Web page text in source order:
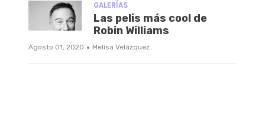
GALERÍAS
Las pelis más cool de
Robin Williams
Agosto 01, 2020 · Melisa Velázquez